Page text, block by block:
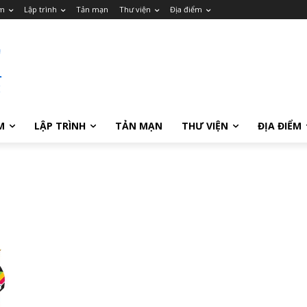
Lập trình Tản mạn Thư viện Địa điểm
LẬP TRÌNH TẢN MẠN THƯ VIỆN ĐỊA ĐIỂM